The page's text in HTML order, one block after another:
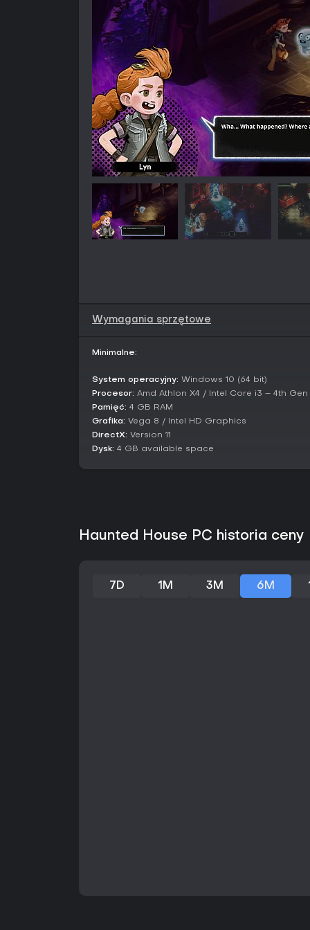
Wymagania sprzętowe
Minimalne:
System operacyjny: Windows 10 (64 bit)
Procesor: Amd Athlon X4 / Intel Core i3 – 4th Gen
Pamięć: 4 GB RAM
Grafika: Vega 8 / Intel HD Graphics
DirectX: Version 11
Dysk: 4 GB available space
Haunted House PC historia ceny
7D 1M 3M 6M